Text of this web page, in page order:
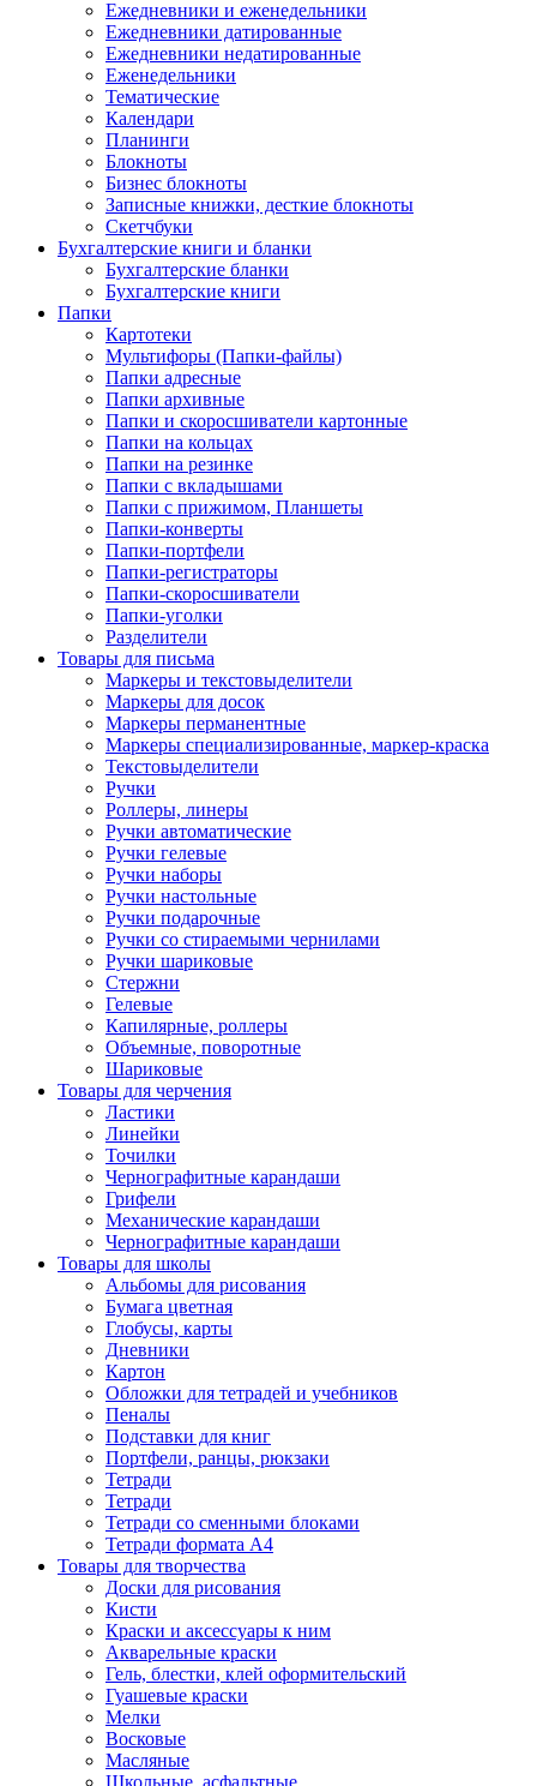
Ежедневники и еженедельники
Ежедневники датированные
Ежедневники недатированные
Еженедельники
Тематические
Календари
Планинги
Блокноты
Бизнес блокноты
Записные книжки, десткие блокноты
Скетчбуки
Бухгалтерские книги и бланки
Бухгалтерские бланки
Бухгалтерские книги
Папки
Картотеки
Мультифоры (Папки-файлы)
Папки адресные
Папки архивные
Папки и скоросшиватели картонные
Папки на кольцах
Папки на резинке
Папки с вкладышами
Папки с прижимом, Планшеты
Папки-конверты
Папки-портфели
Папки-регистраторы
Папки-скоросшиватели
Папки-уголки
Разделители
Товары для письма
Маркеры и текстовыделители
Маркеры для досок
Маркеры перманентные
Маркеры специализированные, маркер-краска
Текстовыделители
Ручки
Роллеры, линеры
Ручки автоматические
Ручки гелевые
Ручки наборы
Ручки настольные
Ручки подарочные
Ручки со стираемыми чернилами
Ручки шариковые
Стержни
Гелевые
Капилярные, роллеры
Объемные, поворотные
Шариковые
Товары для черчения
Ластики
Линейки
Точилки
Чернографитные карандаши
Грифели
Механические карандаши
Чернографитные карандаши
Товары для школы
Альбомы для рисования
Бумага цветная
Глобусы, карты
Дневники
Картон
Обложки для тетрадей и учебников
Пеналы
Подставки для книг
Портфели, ранцы, рюкзаки
Тетради
Тетради
Тетради со сменными блоками
Тетради формата А4
Товары для творчества
Доски для рисования
Кисти
Краски и аксессуары к ним
Акварельные краски
Гель, блестки, клей оформительский
Гуашевые краски
Мелки
Восковые
Масляные